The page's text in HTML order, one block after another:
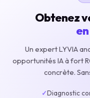
Obtenez
Un expert LYVIA
opportunités IA à fort
concrète.
✓Diagnostic